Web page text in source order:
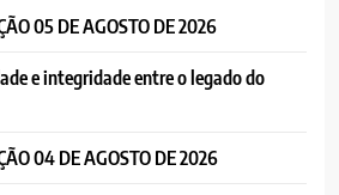
05 DE AGOSTO DE 2026
e integridade entre o legado do
04 DE AGOSTO DE 2026